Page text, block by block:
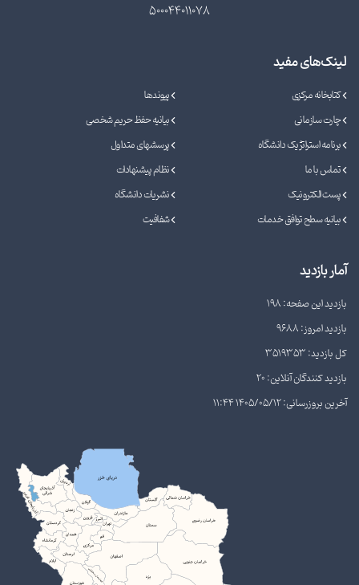
500044011078
لینک‌های مفید
کتابخانه مرکزی
پیوندها
چارت سازمانی
بیانیه حفظ حریم شخصی
برنامه استراتژیک دانشگاه
پرسشهای متداول
تماس با ما
نظام پیشنهادات
پست الکترونیک
نشریات دانشگاه
بیانیه سطح توافق خدمات
شفافیت
آمار بازدید
بازدید این صفحه: 198
بازدید امروز: 9688
کل بازدید: 3519353
بازدید کنندگان آنلاین: 20
آخرین بروزرسانی: 1405/05/12 11:44